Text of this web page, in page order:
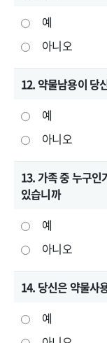
예
아니오
12. 약물남용이 당
예
아니오
13. 가족 중 누구인
있습니까
예
아니오
14. 당신은 약물사
예